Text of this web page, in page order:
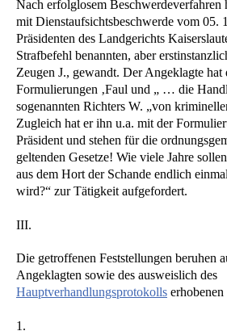
Nach erfolglosem Beschwerdeverfahren
mit Dienstaufsichtsbeschwerde vom 05.
Präsidenten des Landgerichts
Strafbefehl benannten, aber
Zeugen J., gewandt. Der Angeklagte hat
Formulierungen ‚Faul und „ … die
sogenannten Richters W. „von
Zugleich hat er ihn u.a. mit der
Präsident und stehen für die
geltenden Gesetze! Wie viele Jahre
aus dem Hort der Schande endlich
wird?“ zur Tätigkeit aufgefordert.
III.
Die getroffenen Feststellungen beruhen
Angeklagten sowie des ausweislich des
Hauptverhandlungsprotokolls
1.